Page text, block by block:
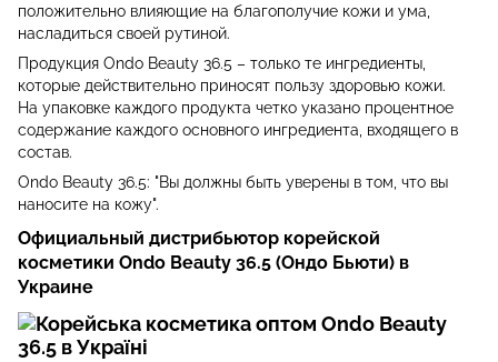
положительно влияющие на благополучие кожи и ума,
насладиться своей рутиной.
Продукция Ondo Beauty 36.5 – только те ингредиенты,
которые действительно приносят пользу здоровью кожи.
На упаковке каждого продукта четко указано процентное
содержание каждого основного ингредиента, входящего в
состав.
Ondo Beauty 36.5: "Вы должны быть уверены в том, что вы
наносите на кожу".
Официальный дистрибьютор корейской
косметики Ondo Beauty 36.5 (Ондо Бьюти) в
Украине